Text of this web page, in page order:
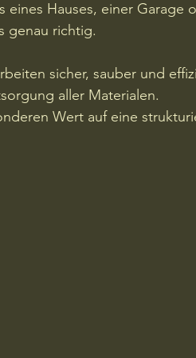
eines Hauses, einer Garage
genau richtig.
sicher, sauber und
aller Materialen.
Wert auf eine